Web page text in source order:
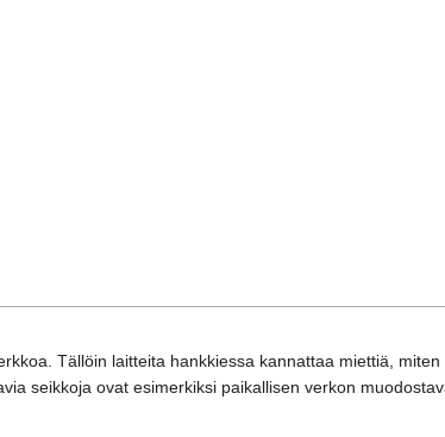
Tällöin laitteita hankkiessa kannattaa miettiä, miten
seikkoja ovat esimerkiksi paikallisen verkon